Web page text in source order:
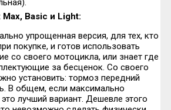
Basic и Light:
упрощенная версия, для тех, кто
покупке, и готов использовать
со своего мотоцикла, или знает где
за бесценок. Со своего
установить: тормоз передний
В общем, если максимально
лучший вариант. Дешевле этого